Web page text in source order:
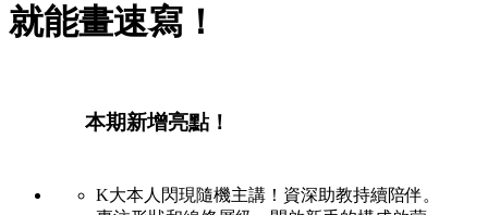
就能畫速寫！
本期新增亮點！
K大本人閃現隨機主講！資深助教持續陪伴。